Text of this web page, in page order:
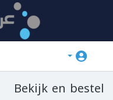
Bekijk en bestel